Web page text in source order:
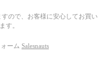
ので、お客様に安心してお買い
す。
ーム Salesnauts